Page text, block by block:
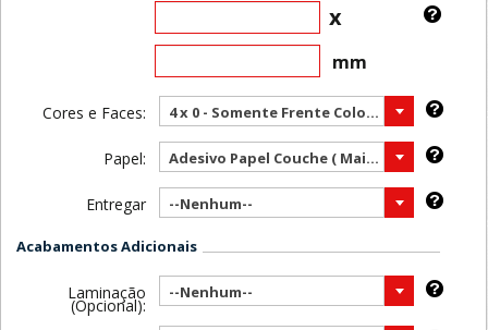
x
mm
Cores e Faces: 4 x 0 - Somente Frente Color ( Mais vendido )
Papel: Adesivo Papel Couche ( Mais vendido )
Entregar --Nenhum--
Acabamentos Adicionais
Laminação
(Opcional):
--Nenhum--